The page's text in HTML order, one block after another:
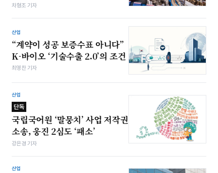
차형조 기자
산업
“계약이 성공 보증수표 아니다”
K-바이오 ‘기술수출 2.0’의 조건
최영찬 기자
산업
단독
국립국어원 ‘말뭉치’ 사업 저작권
소송, 웅진 2심도 ‘패소’
강은경 기자
산업